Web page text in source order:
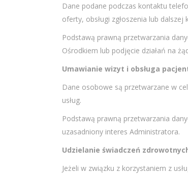
Dane podane podczas kontaktu
oferty, obsługi zgłoszenia lub dalszej
Podstawą prawną przetwarzania
Ośrodkiem lub podjęcie działań na
Umawianie wizyt i obsługa
Dane osobowe są przetwarzane w
usług.
Podstawą prawną przetwarzania
uzasadniony interes Administratora.
Udzielanie świadczeń
Jeżeli w związku z korzystaniem z